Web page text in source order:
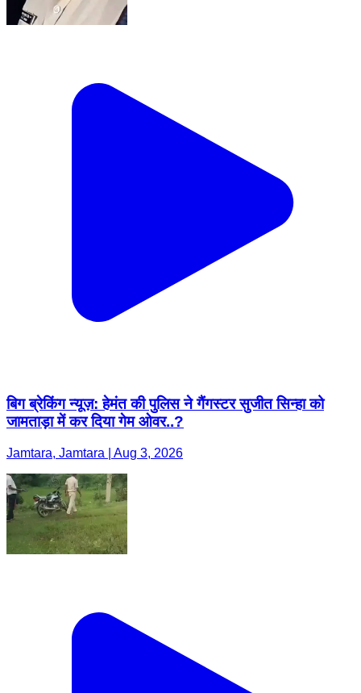
बिग ब्रेकिंग न्यूज़: हेमंत की पुलिस ने गैंगस्टर सुजीत सिन्हा को
जामताड़ा में कर दिया गेम ओवर..?
Jamtara, Jamtara | Aug 3, 2026